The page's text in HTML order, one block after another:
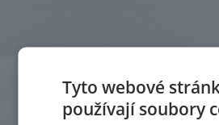
Tyto webové
používají soubory